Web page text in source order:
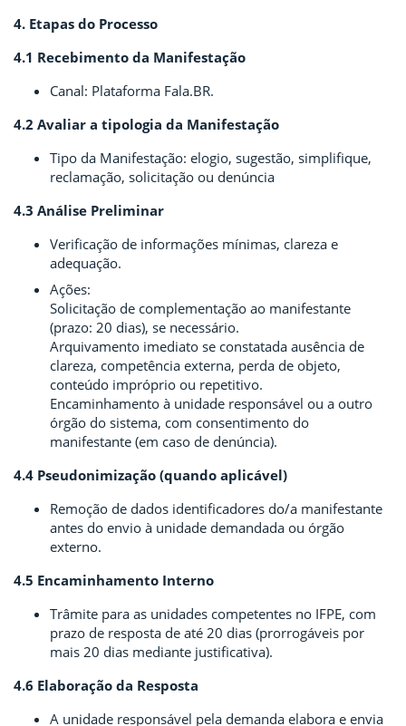
4. Etapas do Processo
4.1 Recebimento da Manifestação
Canal: Plataforma Fala.BR.
4.2 Avaliar a tipologia da Manifestação
Tipo da Manifestação: elogio, sugestão, simplifique,
reclamação, solicitação ou denúncia
4.3 Análise Preliminar
Verificação de informações mínimas, clareza e
adequação.
Ações:
Solicitação de complementação ao manifestante
(prazo: 20 dias), se necessário.
Arquivamento imediato se constatada ausência de
clareza, competência externa, perda de objeto,
conteúdo impróprio ou repetitivo.
Encaminhamento à unidade responsável ou a outro
órgão do sistema, com consentimento do
manifestante (em caso de denúncia).
4.4 Pseudonimização (quando aplicável)
Remoção de dados identificadores do/a manifestante
antes do envio à unidade demandada ou órgão
externo.
4.5 Encaminhamento Interno
Trâmite para as unidades competentes no IFPE, com
prazo de resposta de até 20 dias (prorrogáveis por
mais 20 dias mediante justificativa).
4.6 Elaboração da Resposta
A unidade responsável pela demanda elabora e envia